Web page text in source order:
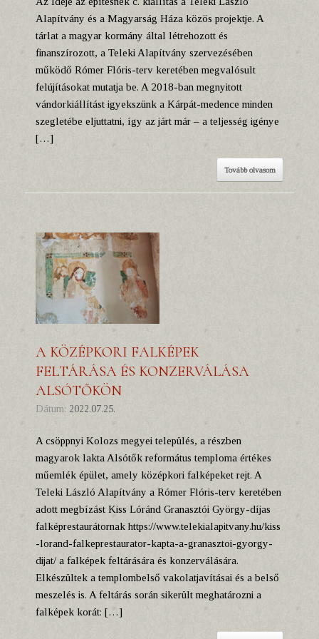
Alapítvány és a Magyarság Háza közös projektje. A
tárlat a magyar kormány által létrehozott és
finanszírozott, a Teleki Alapítvány szervezésében
működő Rómer Flóris-terv keretében megvalósult
felújításokat mutatja be. A 2018-ban megnyitott
vándorkiállítást igyekszünk a Kárpát-medence minden
szegletébe eljuttatni, így az járt már – a teljesség igénye
[…]
Tovább olvasom
A KÖZÉPKORI FALKÉPEK
FELTÁRÁSA ÉS KONZERVÁLÁSA
ALSÓTŐKÖN
Dátum: 2022.07.25.
A csöppnyi Kolozs megyei település, a részben
magyarok lakta Alsótők református temploma értékes
műemlék épület, amely középkori falképeket rejt. A
Teleki László Alapítvány a Rómer Flóris-terv keretében
adott megbízást Kiss Lóránd Granasztói György-díjas
falképrestaurátornak https://www.telekialapitvany.hu/kiss
-lorand-falkeprestaurator-kapta-a-granasztoi-gyorgy-
dijat/ a falképek feltárására és konzerválására.
Elkészültek a templombelső vakolatjavításai és a belső
meszelés is. A feltárás során sikerült meghatározni a
falképek korát: […]